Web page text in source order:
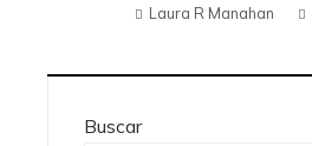
Laura R Manahan
Buscar